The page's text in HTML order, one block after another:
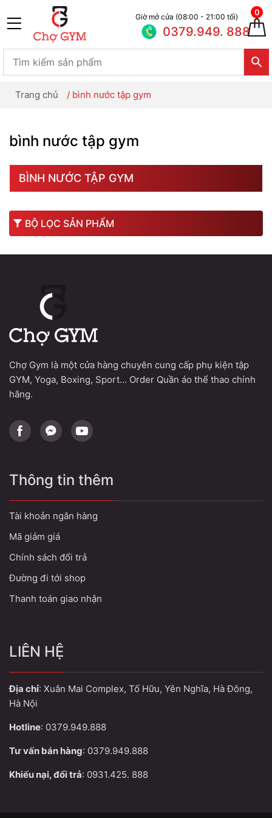
Giờ mở cửa (08:00 - 21:00 tối)
0379.949. 888
0
Trang chủ / bình nước tập gym
BÌNH NƯỚC TẬP GYM
BỘ LỌC SẢN PHẨM
bình nước tập gym
Chợ Gym là một cửa hàng chuyên cung cấp phụ kiện tập
GYM, Yoga, Boxing, Sport... Order Quần áo thể thao chính
hãng.
Thông tin thêm
Tài khoản ngân hàng
Mã giảm giá
Chính sách đổi trả
Đường đi tới shop
Thanh toán giao nhận
LIÊN HỆ
Địa chỉ: Xuân Mai Complex, Tố Hữu, Yên Nghĩa, Hà Đông,
Hà Nội
Hotline: 0379.949.888
Tư vấn bán hàng: 0379.949.888
Khiếu nại, đổi trả: 0931.425. 888